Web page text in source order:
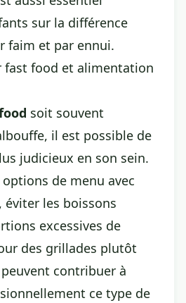
sur la différence
faim et par ennui.
fast food et alimentation
soit souvent
il est possible de
judicieux en son sein.
de menu avec
éviter les boissons
excessives de
des grillades plutôt
contribuer à
ce type de